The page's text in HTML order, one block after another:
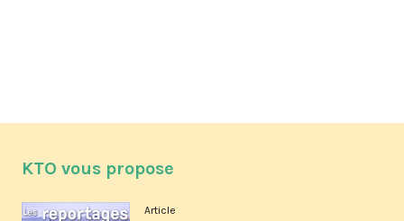
KTO vous propose
Article